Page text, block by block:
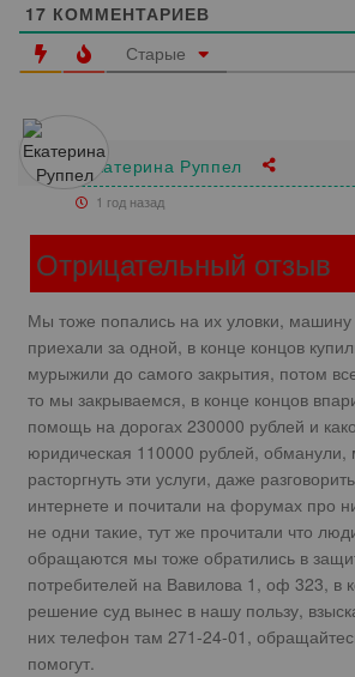
17 КОММЕНТАРИЕВ
Старые
Екатерина Руппел
1 год назад
Отрицательный отзыв
Мы тоже попались на их уловки, машину
приехали за одной, в конце концов
мурыжили до самого закрытия, потом
то мы закрываемся, в конце концов
помощь на дорогах 230000 рублей и
юридическая 110000 рублей,
расторгнуть эти услуги, даже
интернете и почитали на форумах про
не одни такие, тут же прочитали что
обращаются мы тоже обратились в
потребителей на Вавилова 1, оф 323, в
решение суд вынес в нашу пользу,
них телефон там 271-24-01,
помогут.